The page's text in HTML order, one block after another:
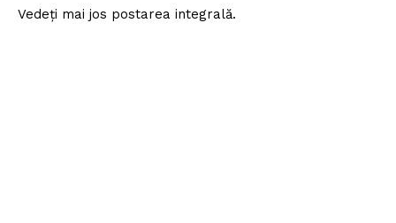
Vedeți mai jos postarea integrală.